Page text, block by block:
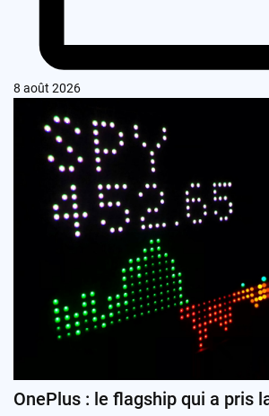
8 août 2026
OnePlus : le flagship qui a pris